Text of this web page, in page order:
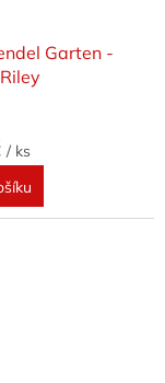
Garten -
/ ks